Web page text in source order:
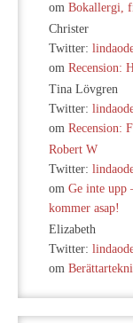
om Bokallergi,
Christer
Twitter:
om Recension:
Tina Lövgren
Twitter:
om Recension:
Robert W
Twitter:
om Ge inte upp
kommer asap!
Elizabeth
Twitter:
om